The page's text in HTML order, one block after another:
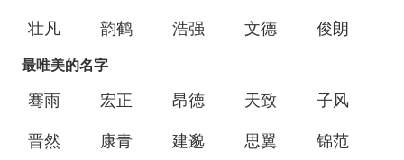
壮凡 韵鹤 浩强 文德 俊朗
最唯美的名字
骞雨 宏正 昂德 天致 子风
晋然 康青 建邈 思翼 锦范